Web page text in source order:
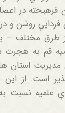
فرهيخته در
فردايي روشن و
طرق مختلف –
قم به هجرت
مديريت استان
است. از
علميه نسبت به